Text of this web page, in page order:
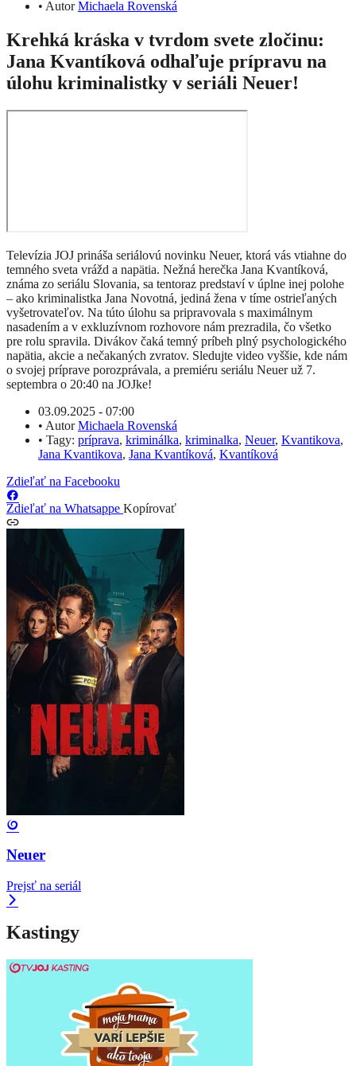
• AutorMichaela Rovenská
Krehká kráska v tvrdom svete zločinu:
Jana Kvantíková odhaľuje prípravu na
úlohu kriminalistky v seriáli Neuer!
Televízia JOJ prináša seriálovú novinku Neuer, ktorá vás vtiahne do
temného sveta vrážd a napätia. Nežná herečka Jana Kvantíková,
známa zo seriálu Slovania, sa tentoraz predstaví v úplne inej polohe
– ako kriminalistka Jana Novotná, jediná žena v tíme ostrieľaných
vyšetrovateľov. Na túto úlohu sa pripravovala s maximálnym
nasadením a v exkluzívnom rozhovore nám prezradila, čo všetko
pre rolu spravila. Divákov čaká temný príbeh plný psychologického
napätia, akcie a nečakaných zvratov. Sledujte video vyššie, kde nám
o svojej príprave porozprávala, a premiéru seriálu Neuer už 7.
septembra o 20:40 na JOJke!
03.09.2025 - 07:00
• AutorMichaela Rovenská
• Tagy: príprava, kriminálka, kriminalka, Neuer, Kvantikova,
Jana Kvantikova, Jana Kvantíková, Kvantíková
Zdieľať na Facebooku
Zdieľať na Whatsappe Kopírovať
Neuer
Prejsť na seriál
Kastingy